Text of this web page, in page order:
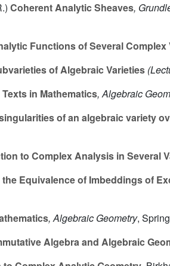
Coherent Analytic Sheaves,
Functions of Several Complex
of Algebraic Varieties
in Mathematics, Algebraic
of an algebraic variety
to Complex Analysis in Several
the Equivalence of Imbeddings of
, Algebraic Geometry,
Algebra and Algebraic